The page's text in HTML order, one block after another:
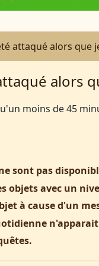
attaqué alors que
alors
moins de 45
sont pas
objets avec un
à cause d'un